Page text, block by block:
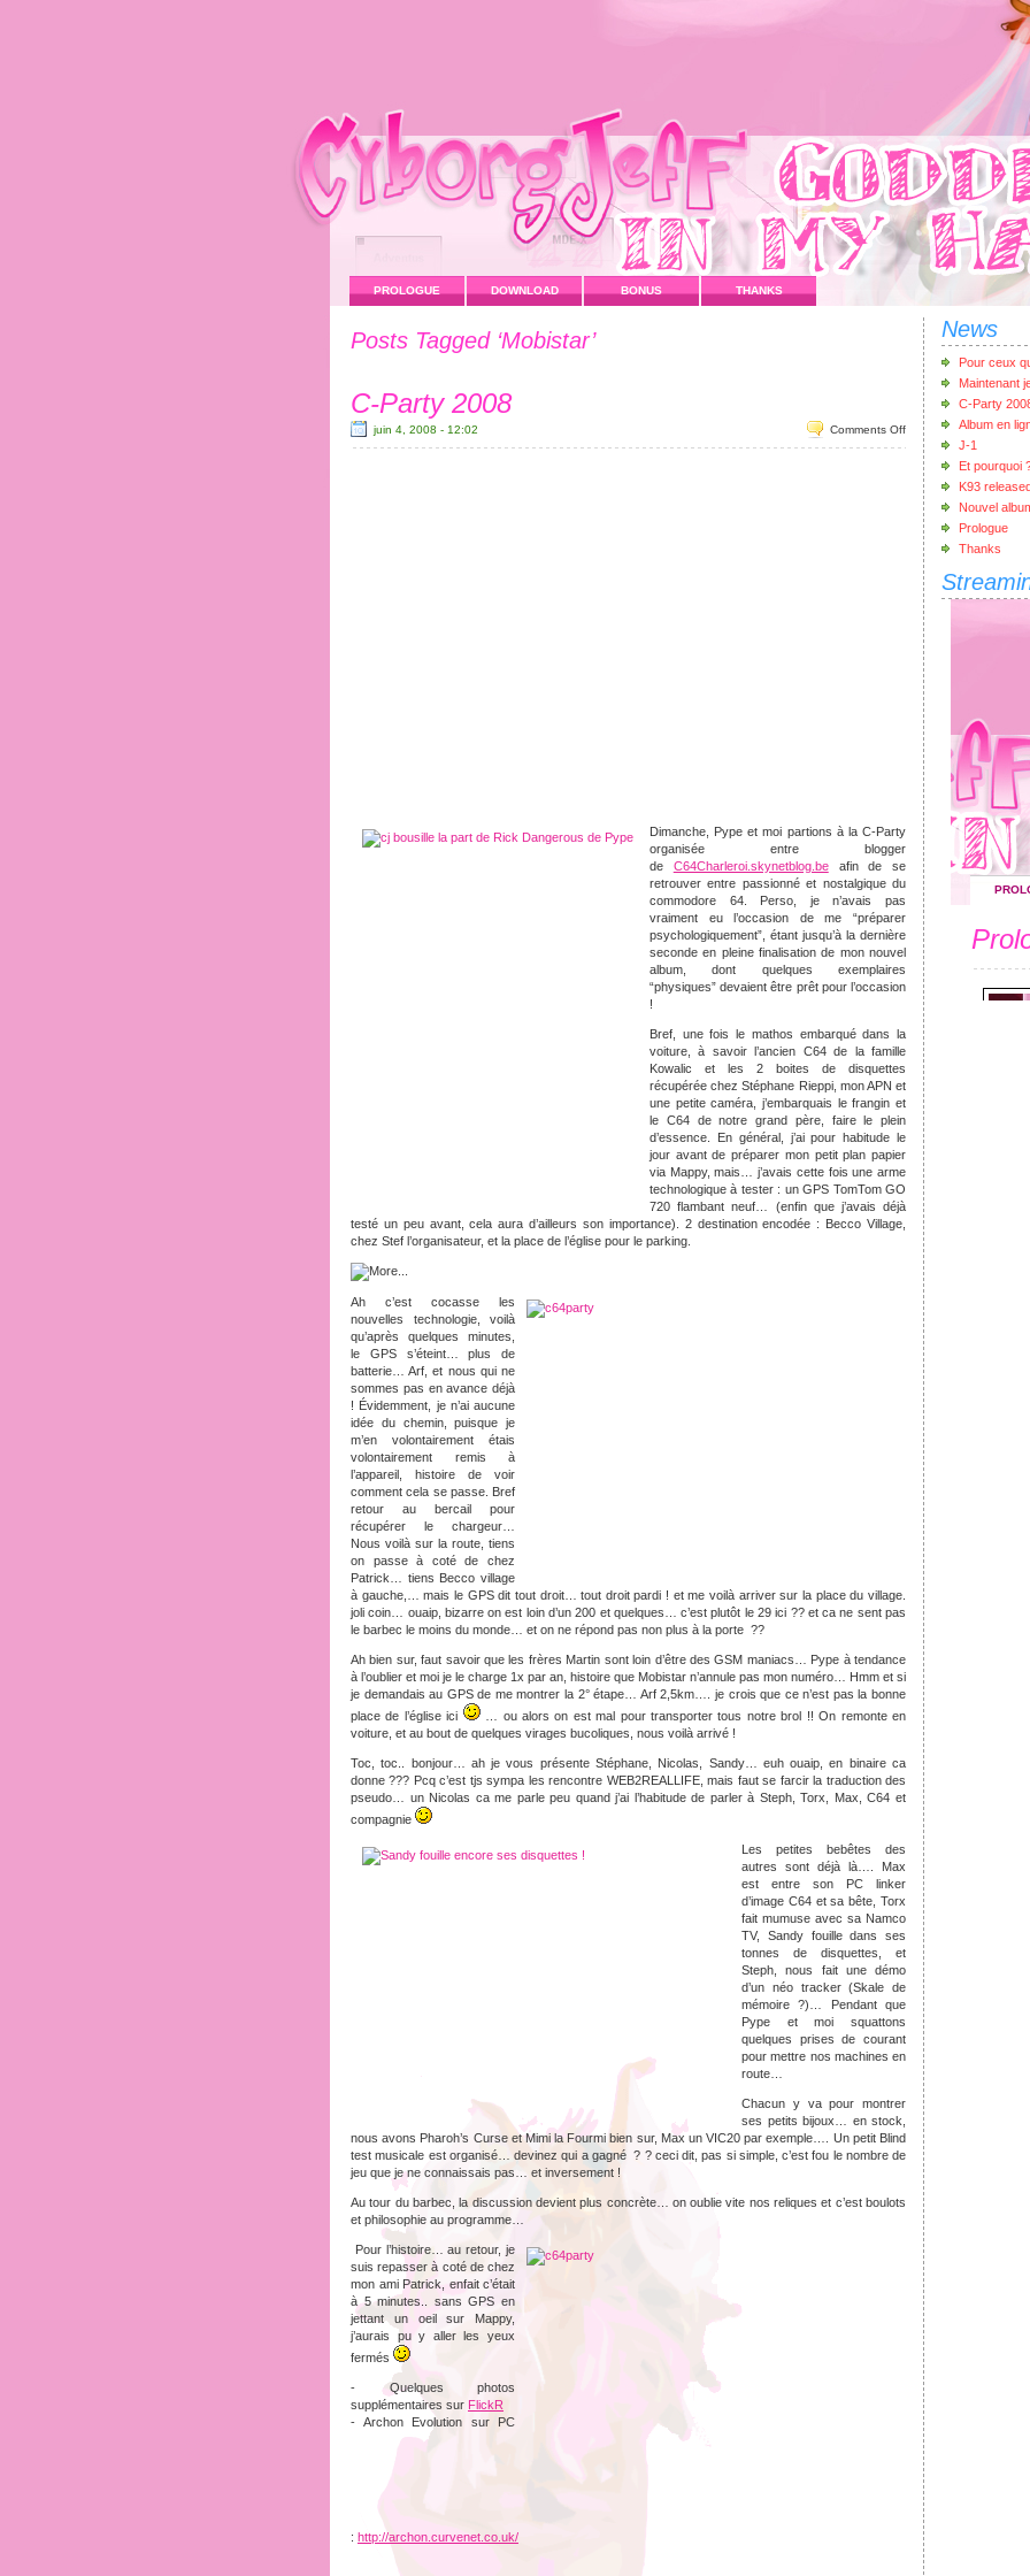
PROLOGUE DOWNLOAD BONUS THANKS
Posts Tagged ‘Mobistar’
C-Party 2008
juin 4, 2008 - 12:02 Comments Off
Dimanche, Pype et moi partions à la C-Party
organisée entre blogger
de C64Charleroi.skynetblog.beafin de se
retrouver entre passionné et nostalgique du
commodore 64. Perso, je n’avais pas
vraiment eu l’occasion de me “préparer
psychologiquement”, étant jusqu’à la dernière
seconde en pleine finalisation de mon nouvel
album, dont quelques exemplaires
“physiques” devaient être prêt pour l’occasion
!
Bref, une fois le mathos embarqué dans la
voiture, à savoir l’ancien C64 de la famille
Kowalic et les 2 boites de disquettes
récupérée chez Stéphane Rieppi, mon APN et
une petite caméra, j’embarquais le frangin et
le C64 de notre grand père, faire le plein
d’essence. En général, j’ai pour habitude le
jour avant de préparer mon petit plan papier
via Mappy, mais… j’avais cette fois une arme
technologique à tester : un GPS TomTom GO
720 flambant neuf… (enfin que j’avais déjà
testé un peu avant, cela aura d’ailleurs son importance). 2 destination encodée : Becco Village,
chez Stef l’organisateur, et la place de l’église pour le parking.
Ah c’est cocasse les
nouvelles technologie, voilà
qu’après quelques minutes,
le GPS s’éteint… plus de
batterie… Arf, et nous qui ne
sommes pas en avance déjà
! Évidemment, je n’ai aucune
idée du chemin, puisque je
m’en volontairement étais
volontairement remis à
l’appareil, histoire de voir
comment cela se passe. Bref
retour au bercail pour
récupérer le chargeur…
Nous voilà sur la route, tiens
on passe à coté de chez
Patrick… tiens Becco village
à gauche,… mais le GPS dit tout droit… tout droit pardi ! et me voilà arriver sur la place du village.
joli coin… ouaip, bizarre on est loin d’un 200 et quelques… c’est plutôt le 29 ici ?? et ca ne sent pas
le barbec le moins du monde… et on ne répond pas non plus à la porte ??
Ah bien sur, faut savoir que les frères Martin sont loin d’être des GSM maniacs… Pype à tendance
à l’oublier et moi je le charge 1x par an, histoire que Mobistar n’annule pas mon numéro… Hmm et si
je demandais au GPS de me montrer la 2° étape… Arf 2,5km…. je crois que ce n’est pas la bonne
place de l’église ici
… ou alors on est mal pour transporter tous notre brol !! On remonte en
voiture, et au bout de quelques virages bucoliques, nous voilà arrivé !
Toc, toc.. bonjour… ah je vous présente Stéphane, Nicolas, Sandy… euh ouaip, en binaire ca
donne ??? Pcq c’est tjs sympa les rencontre WEB2REALLIFE, mais faut se farcir la traduction des
pseudo… un Nicolas ca me parle peu quand j’ai l’habitude de parler à Steph, Torx, Max, C64 et
compagnie
Les petites bebêtes des
autres sont déjà là…. Max
est entre son PC linker
d’image C64 et sa bête, Torx
fait mumuse avec sa Namco
TV, Sandy fouille dans ses
tonnes de disquettes, et
Steph, nous fait une démo
d’un néo tracker (Skale de
mémoire ?)… Pendant que
Pype et moi squattons
quelques prises de courant
pour mettre nos machines en
route…
Chacun y va pour montrer
ses petits bijoux… en stock,
nous avons Pharoh’s Curse et Mimi la Fourmi bien sur, Max un VIC20 par exemple…. Un petit Blind
test musicale est organisé… devinez qui a gagné ? ? ceci dit, pas si simple, c’est fou le nombre de
jeu que je ne connaissais pas… et inversement !
Au tour du barbec, la discussion devient plus concrète… on oublie vite nos reliques et c’est boulots
et philosophie au programme…
Pour l’histoire… au retour, je
suis repasser à coté de chez
mon ami Patrick, enfait c’était
à 5 minutes.. sans GPS en
jettant un oeil sur Mappy,
j’aurais pu y aller les yeux
fermés
- Quelques photos
supplémentaires sur FlickR
- Archon Evolution sur PC
: http://archon.curvenet.co.uk/
News
Pour ceux
Maintenant
C-Party
Album en
J-1
Et pourquoi
K93
Nouvel
Prologue
Thanks